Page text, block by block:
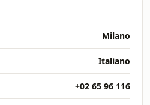
Milano
Italiano
+02 65 96 116